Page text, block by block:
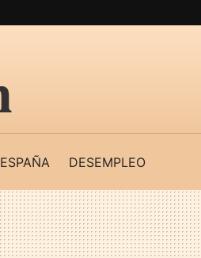
ESPAÑA DESEMPLEO